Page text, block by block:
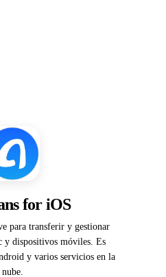
for iOS
para transferir y gestionar
y dispositivos móviles. Es
y varios servicios en la
nube.